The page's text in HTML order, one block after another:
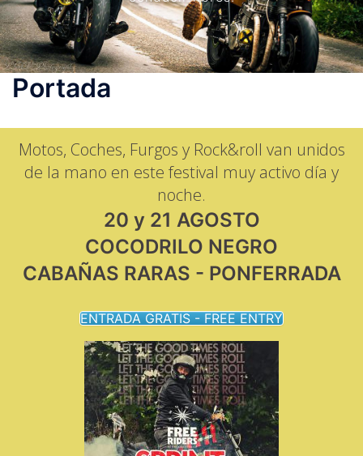
Portada
Motos, Coches, Furgos y Rock&roll van unidos
de la mano en este festival muy activo día y
noche.
20 y 21 AGOSTO
COCODRILO NEGRO
CABAÑAS RARAS - PONFERRADA
ENTRADA GRATIS - FREE ENTRY